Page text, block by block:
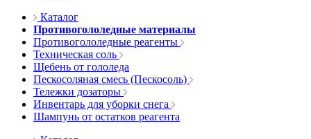
Каталог
Противогололедные материалы
Противогололедные реагенты
Техническая соль
Щебень от гололеда
Пескосоляная смесь (Пескосоль)
Тележки дозаторы
Инвентарь для уборки снега
Шампунь от остатков реагента